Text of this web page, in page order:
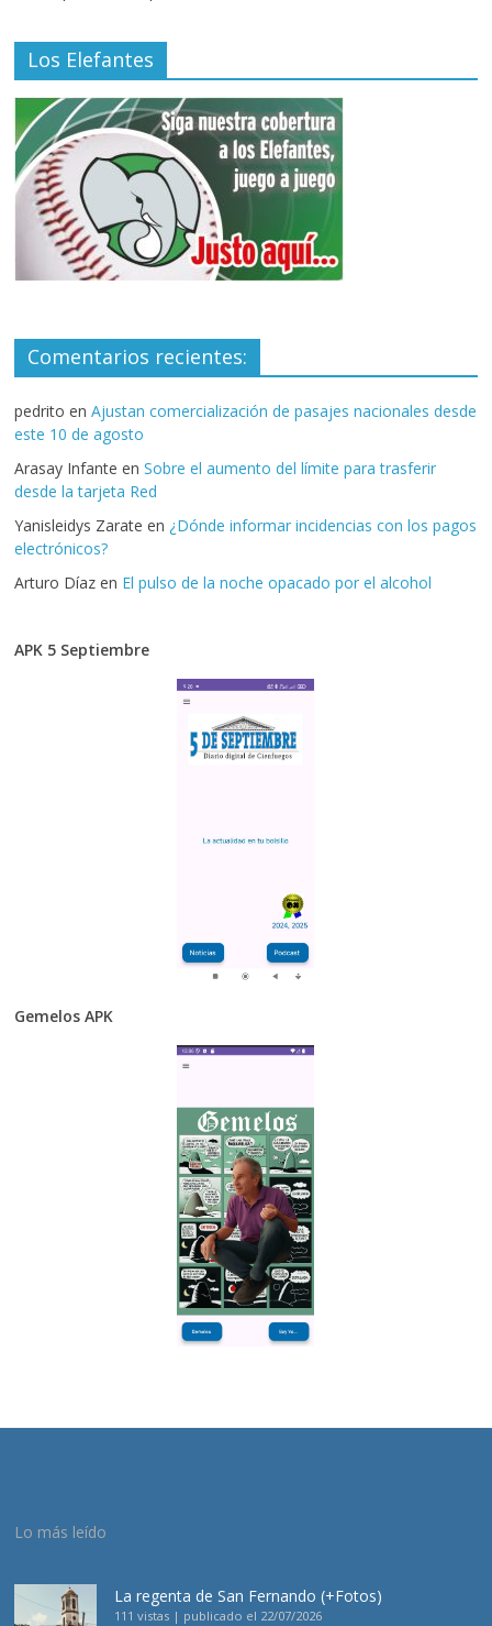
Los Elefantes
Comentarios recientes:
pedrito enAjustan comercialización de pasajes nacionales desde
este 10 de agosto
Arasay Infante enSobre el aumento del límite para trasferir
desde la tarjeta Red
Yanisleidys Zarate en ¿Dónde informar incidencias con los pagos
electrónicos?
Arturo Díaz en El pulso de la noche opacado por el alcohol
APK 5 Septiembre
Gemelos APK
Lo más leído
La regenta de San Fernando (+Fotos)
111 vistas | publicado el 22/07/2026